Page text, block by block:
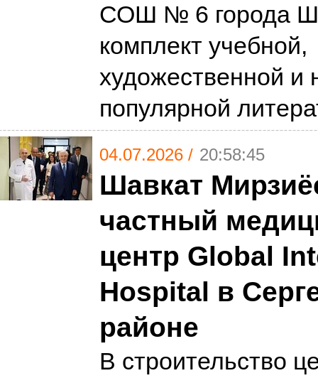
СОШ № 6 города
комплект учебной,
художественной и
популярной
04.07.2026 / 20:58:45
Шавкат
частный
центр Global
Hospital в
районе
В строительство